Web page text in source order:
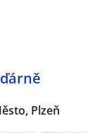
Plzeň